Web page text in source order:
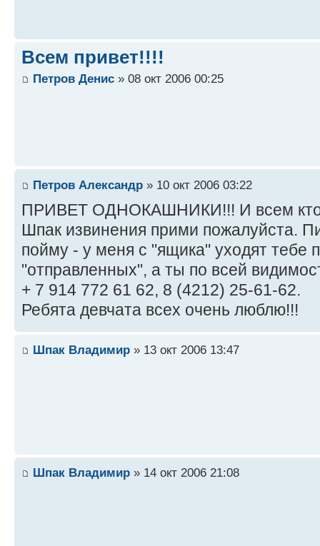
Всем привет!!!!
Петров Денис » 08 окт 2006 00:25
Петров Александр » 10 окт 2006 03:22
ПРИВЕТ ОДНОКАШНИКИ!!! И всем кто
Шпак извинения прими пожалуйста.
пойму - у меня с "ящика" уходят тебе
"отправленных", а ты по всей
+ 7 914 772 61 62, 8 (4212) 25-61-62.
Ребята девчата всех очень люблю!!!
Шпак Владимир » 13 окт 2006 13:47
Шпак Владимир » 14 окт 2006 21:08